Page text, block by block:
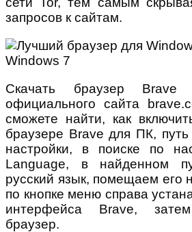
запросов к сайтам.
Скачать браузер
официального сайта
сможете найти, как
браузере Brave для ПК,
настройки, в поиске по
Language, в найденном
русский язык, помещаем его
по кнопке меню справа
интерфейса Brave, затем
браузер.